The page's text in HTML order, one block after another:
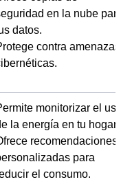
en la nube para
datos.
contra amenazas
monitorizar el uso
la energía en tu hogar.
recomendaciones
para
el consumo.